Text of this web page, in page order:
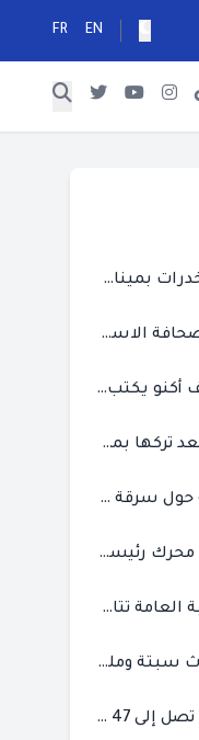
EN
FR
إحباط تهريب 350 كغ من المخدرات بميناء طنجة المتوسط
نهائي كأس العالم 2030 .. الصحافة الاسبانية قلقة من حسم الملف لصالح المغرب و”تتهم رئيس الفيفا”
من الصحراء المغربية.. يوسف أكنو يكتب عن أزمة سبتة المحتلة ويؤكد ان الهجرة السرية ليست حلا وبناء الوطن هو الخيار الأفضل
طنجة: شبهة سرقة سيارة بعد تركها بمحل ميكانيك للإصلاح
طنجة: شكاية بالنيابة العامة حول سرقة سيارة تركها صاحبها بمحل ميكانيك للإصلاح
كيف تحول الفضاء الرقمي إلى محرك رئيسي لأحداث الهجرة في سبتة؟
أحداث مليلية المحتلة… النيابة العامة تتابع 50 متورطا في محاولة اقتحام السياح الحدودي بتهم ثقيلة
عاجل : الرواية الرسمية لأحداث سبتة ومليلية المحتلتين (وزارة الداخلية)
نشرة إنذارية: موجة حر شديدة تصل إلى 47 درجة بمختلف مناطق المغرب